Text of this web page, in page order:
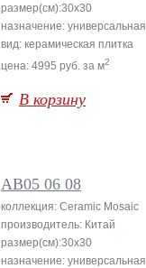
размер(см):30x30
назначение: универсальная
вид: керамическая плитка
цена: 4995 руб. за м2
В корзину
AB05 06 08
коллекция: Ceramic Mosaic
производитель: Китай
размер(см):30x30
назначение: универсальная